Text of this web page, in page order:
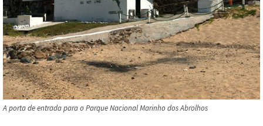
A porta de entrada para o Parque Nacional Marinho dos Abrolhos